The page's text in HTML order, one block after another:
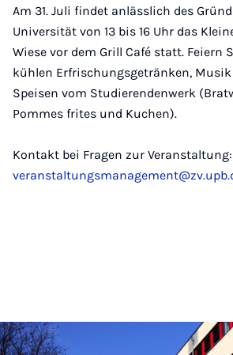
Am 31. Juli findet anlässlich des
Universität von 13 bis 16 Uhr das
Wiese vor dem Grill Café statt. Feiern
kühlen Erfrischungsgetränken,
Speisen vom Studierendenwerk
Pommes frites und Kuchen).
Kontakt bei Fragen zur Veranstaltung: